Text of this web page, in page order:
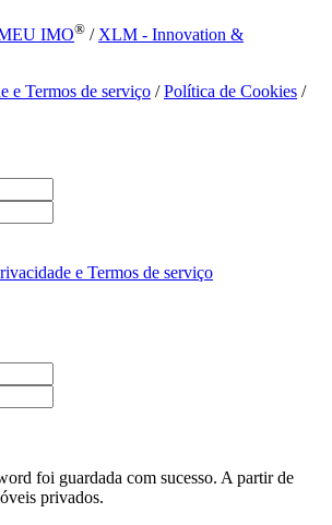
IMO® / XLM - Innovation &
e Termos de serviço /Política de Cookies /
e Termos de serviço
foi guardada com sucesso. A partir de
privados.